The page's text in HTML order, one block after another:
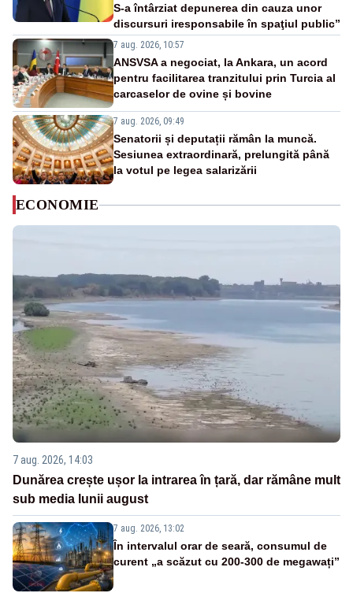
S-a întârziat depunerea din cauza unor
discursuri iresponsabile în spaţiul public”
7 aug. 2026, 10:57
ANSVSA a negociat, la Ankara, un acord
pentru facilitarea tranzitului prin Turcia al
carcaselor de ovine și bovine
7 aug. 2026, 09:49
Senatorii și deputații rămân la muncă.
Sesiunea extraordinară, prelungită până
la votul pe legea salarizării
ECONOMIE
7 aug. 2026, 14:03
Dunărea crește ușor la intrarea în țară, dar rămâne mult
sub media lunii august
7 aug. 2026, 13:02
În intervalul orar de seară, consumul de
curent „a scăzut cu 200-300 de megawați”